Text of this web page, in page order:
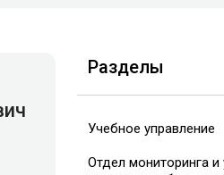
Разделы
Учебное управление
Отдел мониторинга и